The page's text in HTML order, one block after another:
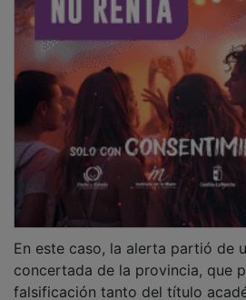
En este caso, la alerta partió de
concertada de la provincia, que
falsificación tanto del título
carné de colegiado de una